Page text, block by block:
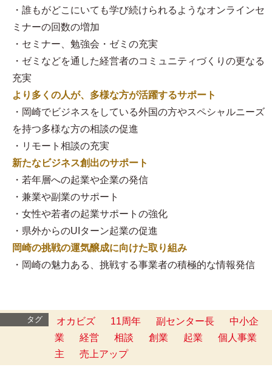
・誰もがどこにいても学び続けられるようなオンラインセ
ミナーの回数の増加
・セミナー、勉強会・ゼミの充実
・ゼミなどを通した経営者のコミュニティづくりの更なる
充実
より多くの人が、多様な方が活躍するサポート
・岡崎でビジネスをしている外国の方やスペシャルニーズ
を持つ多様な方の相談の促進
・リモート相談の充実
新たなビジネス創出のサポート
・若年層への起業や企業の発信
・兼業や副業のサポート
・女性や若者の起業サポートの強化
・県外からのUIターン起業の促進
岡崎の挑戦の運気醸成に向けた取り組み
・岡崎の魅力ある、挑戦する事業者の積極的な情報発信
タグ オカビズ 11周年 副センター長
中小企
業
経営 相談 創業 起業
個人事業
主
売上アップ